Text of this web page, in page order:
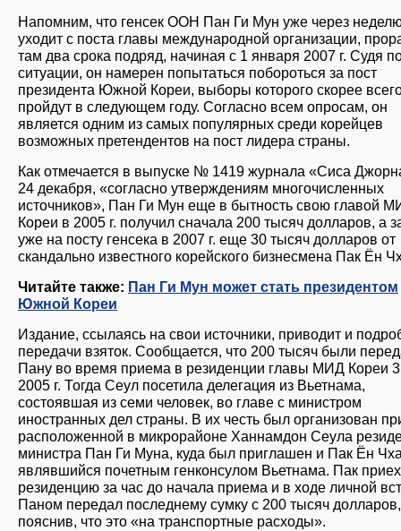
Напомним, что генсек ООН Пан Ги Мун уже через
уходит с поста главы международной организации,
там два срока подряд, начиная с 1 января 2007 г. Судя
ситуации, он намерен попытаться побороться за пост
президента Южной Кореи, выборы которого скорее
пройдут в следующем году. Согласно всем опросам, он
является одним из самых популярных среди корейцев
возможных претендентов на пост лидера страны.
Как отмечается в выпуске № 1419 журнала «Сиса
24 декабря, «согласно утверждениям многочисленных
источников», Пан Ги Мун еще в бытность свою главой
Кореи в 2005 г. получил сначала 200 тысяч долларов, а
уже на посту генсека в 2007 г. еще 30 тысяч долларов от
скандально известного корейского бизнесмена Пак Ён
Читайте также: Пан Ги Мун может стать президентом
Южной Кореи
Издание, ссылаясь на свои источники, приводит и
передачи взяток. Сообщается, что 200 тысяч были
Пану во время приема в резиденции главы МИД Кореи
2005 г. Тогда Сеул посетила делегация из Вьетнама,
состоявшая из семи человек, во главе с министром
иностранных дел страны. В их честь был организован
расположенной в микрорайоне Ханнамдон Сеула
министра Пан Ги Муна, куда был приглашен и Пак Ён
являвшийся почетным генконсулом Вьетнама. Пак
резиденцию за час до начала приема и в ходе личной
Паном передал последнему сумку с 200 тысяч долларов,
пояснив, что это «на транспортные расходы».